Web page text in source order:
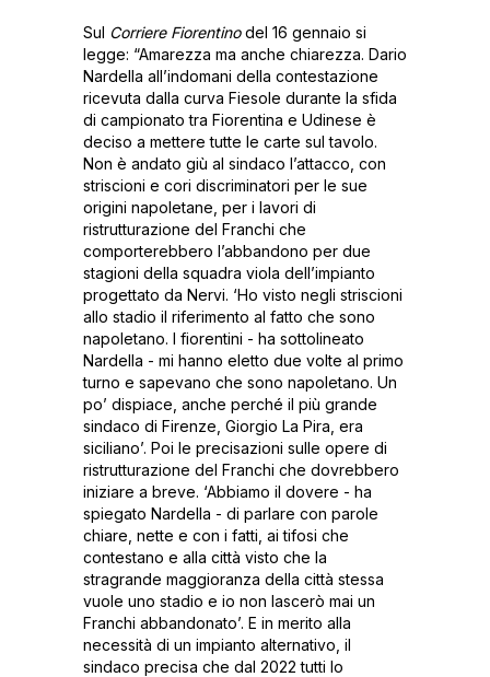
Sul Corriere Fiorentinodel 16 gennaio si
legge: “Amarezza ma anche chiarezza. Dario
Nardella all’indomani della contestazione
ricevuta dalla curva Fiesole durante la sfida
di campionato tra Fiorentina e Udinese è
deciso a mettere tutte le carte sul tavolo.
Non è andato giù al sindaco l’attacco, con
striscioni e cori discriminatori per le sue
origini napoletane, per i lavori di
ristrutturazione del Franchi che
comporterebbero l’abbandono per due
stagioni della squadra viola dell’impianto
progettato da Nervi. ‘Ho visto negli striscioni
allo stadio il riferimento al fatto che sono
napoletano. I fiorentini - ha sottolineato
Nardella - mi hanno eletto due volte al primo
turno e sapevano che sono napoletano. Un
po’ dispiace, anche perché il più grande
sindaco di Firenze, Giorgio La Pira, era
siciliano’. Poi le precisazioni sulle opere di
ristrutturazione del Franchi che dovrebbero
iniziare a breve. ‘Abbiamo il dovere - ha
spiegato Nardella - di parlare con parole
chiare, nette e con i fatti, ai tifosi che
contestano e alla città visto che la
stragrande maggioranza della città stessa
vuole uno stadio e io non lascerò mai un
Franchi abbandonato’. E in merito alla
necessità di un impianto alternativo, il
sindaco precisa che dal 2022 tutti lo